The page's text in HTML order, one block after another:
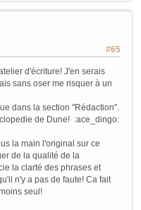
#65
d'écriture! J'en serais
sans oser me risquer à un
dans la section "Rédaction".
de Dune! :ace_dingo:
la main l'original sur ce
de la qualité de la
la clarté des phrases et
n'y a pas de faute! Ca fait
seul!